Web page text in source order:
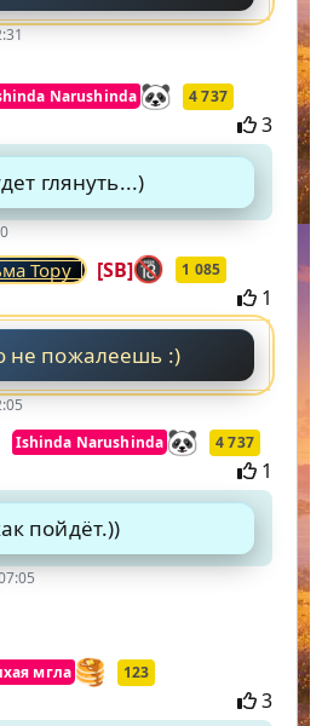
Narushinda 4 737
3
глянуть...)
Тору [SB] 1 085
1
не пожалеешь :)
Ishinda Narushinda 4 737
1
пойдёт.))
мгла 123
3